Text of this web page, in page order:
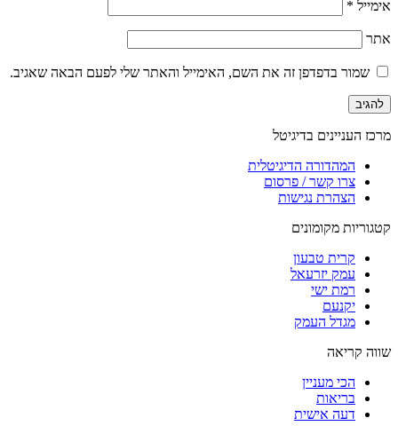
אימייל *
אתר
שמור בדפדפן זה את השם, האימייל והאתר שלי לפעם הבאה שאגיב.
מרכז העניינים בדיגיטל
המהדורה הדיגיטלית
צרו קשר / פרסום
הצהרת נגישות
קטגוריות מקומונים
קרית טבעון
עמק יזרעאל
רמת ישי
יקנעם
מגדל העמק
שווה קריאה
הכי מעניין
בריאות
דעה אישית